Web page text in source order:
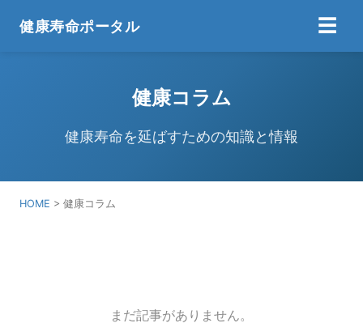
健康寿命ポータル ☰
健康コラム
健康寿命を延ばすための知識と情報
HOME > 健康コラム
まだ記事がありません。